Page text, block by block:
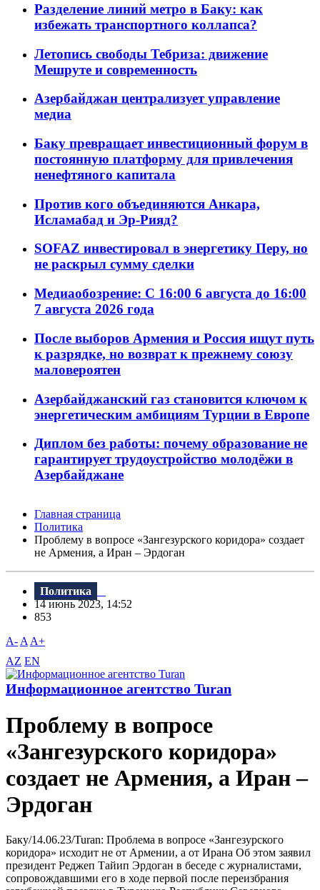
Разделение линий метро в Баку: как
избежать транспортного коллапса?
Летопись свободы Тебриза: движение
Мешруте и современность
Азербайджан централизует управление
медиа
Баку превращает инвестиционный форум в
постоянную платформу для привлечения
ненефтяного капитала
Против кого объединяются Анкара,
Исламабад и Эр-Рияд?
SOFAZ инвестировал в энергетику Перу, но
не раскрыл сумму сделки
Медиаобозрение: С 16:00 6 августа до 16:00
7 августа 2026 года
После выборов Армения и Россия ищут путь
к разрядке, но возврат к прежнему союзу
маловероятен
Азербайджанский газ становится ключом к
энергетическим амбициям Турции в Европе
Диплом без работы: почему образование не
гарантирует трудоустройство молодёжи в
Азербайджане
Главная страница
Политика
Проблему в вопросе «Зангезурского коридора» создает
не Армения, а Иран – Эрдоган
Политика
14 июнь 2023, 14:52
853
A- A A+
AZ EN
Информационное агентство Turan
Проблему в вопросе
«Зангезурского коридора»
создает не Армения, а Иран –
Эрдоган
Баку/14.06.23/Turan: Проблема в вопросе «Зангезурского
коридора» исходит не от Армении, а от Ирана Об этом заявил
президент Реджеп Тайип Эрдоган в беседе с журналистами,
сопровождавшими его в ходе первой после переизбрания